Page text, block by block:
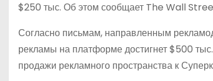
$250 тыс. Об этом сообщает The Wall
Согласно письмам, направленным
рекламы на платформе достигнет $500
продажи рекламного пространства к